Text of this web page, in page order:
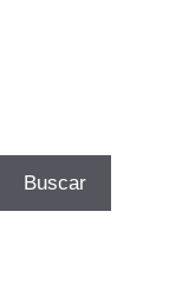
Buscar